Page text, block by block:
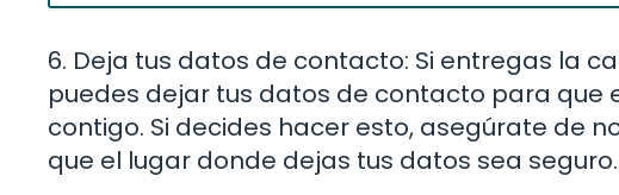
6. Deja tus datos de contacto: Si entregas la
puedes dejar tus datos de contacto para
contigo. Si decides hacer esto, asegúrate de
que el lugar donde dejas tus datos sea seguro.